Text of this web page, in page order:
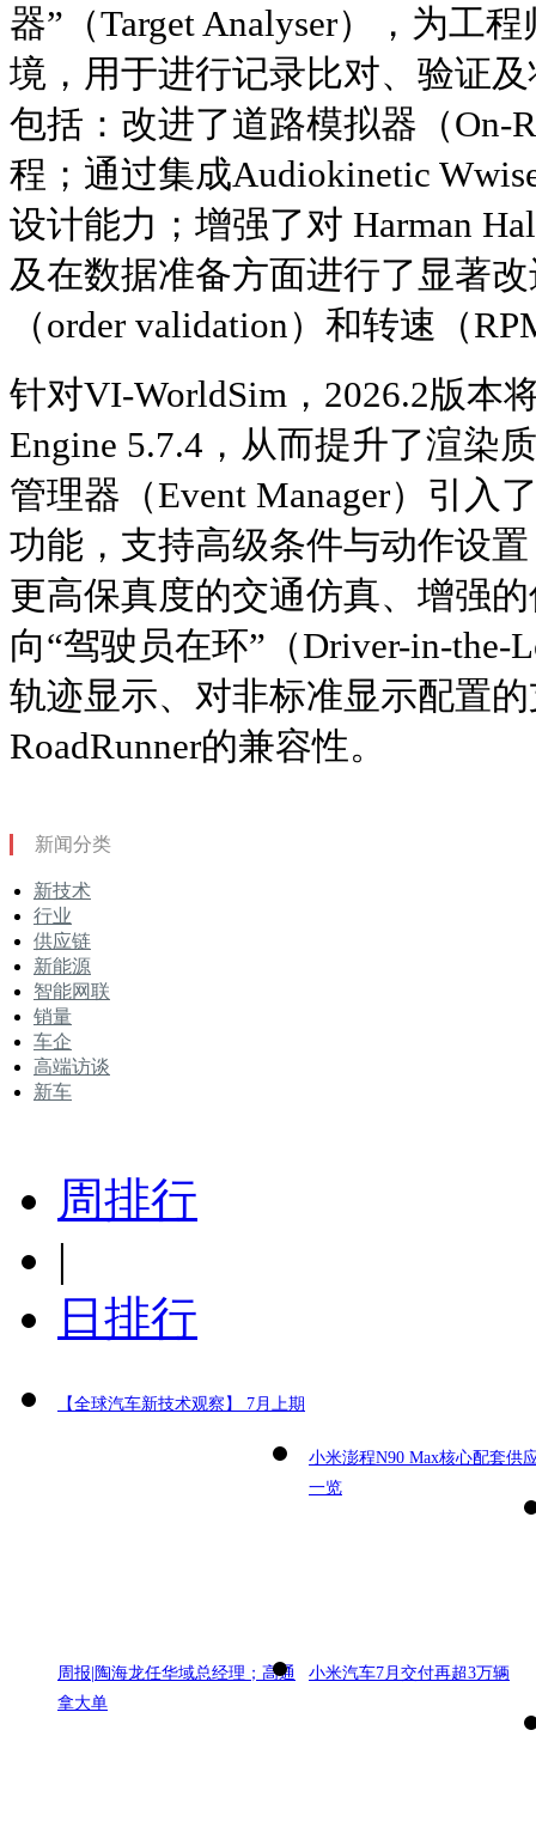
器”（Target Analyser），为工
境，用于进行记录比对、验证
包括：改进了道路模拟器（On-
程；通过集成Audiokinetic
设计能力；增强了对 Harman
及在数据准备方面进行了显著
（order validation）和转速（
针对VI-WorldSim，2026.2版本
Engine 5.7.4，从而提升了渲染
管理器（Event Manager）引入
功能，支持高级条件与动作设
更高保真度的交通仿真、增强
向“驾驶员在环”（Driver-in-the-
轨迹显示、对非标准显示配置
RoadRunner的兼容性。
新闻分类
新技术
行业
供应链
新能源
智能网联
销量
车企
高端访谈
新车
周排行
|
日排行
【全球汽车新技术观察】 7月上期
小米澎程N90 Max核心配套供
一览
周报|陶海龙任华域总经理；高通
拿大单
小米汽车7月交付再超3万辆